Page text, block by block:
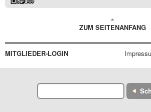
ZUM SEITENANFANG
MITGLIEDER-LOGIN